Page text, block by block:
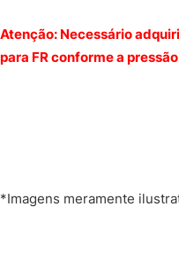
Atenção: Necessário
para FR conforme a
*Imagens meramente